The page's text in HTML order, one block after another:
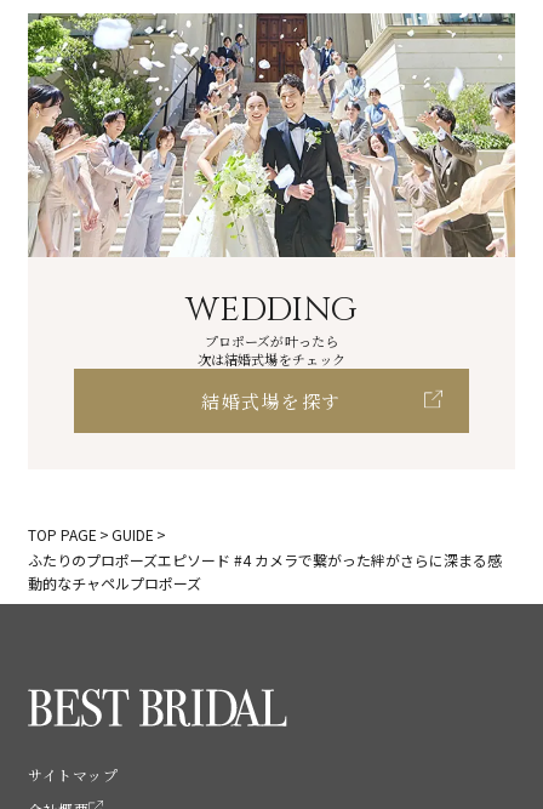
WEDDING
プロポーズが叶ったら
次は結婚式場をチェック
結婚式場を探す
TOP PAGE
GUIDE
ふたりのプロポーズエピソード #4 カメラで繋がった絆がさらに深まる感
動的なチャペルプロポーズ
サイトマップ